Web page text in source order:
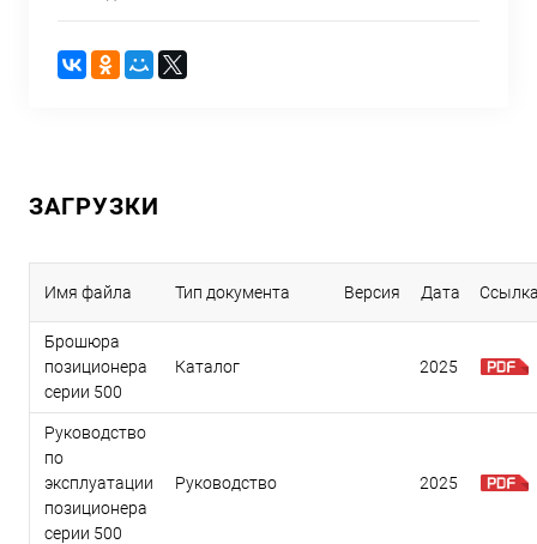
ЗАГРУЗКИ
Имя файла Тип документа Версия Дата
Брошюра
позиционера
серии 500
Каталог 2025
Руководство
по
эксплуатации
позиционера
серии 500
Руководство 2025